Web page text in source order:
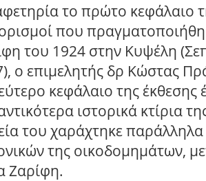
το πρώτο κεφάλαιο
που
του 1924 στην Κυψέλη
ο επιμελητής δρ Κώστας
κεφάλαιο της έκθεσης
ιστορικά κτίρια
του χαράχτηκε
της οικοδομημάτων,
Ζαρίφη.